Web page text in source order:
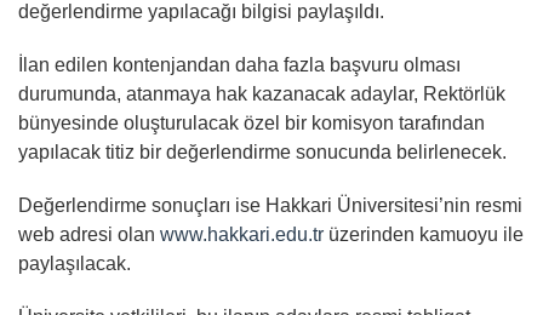
değerlendirme yapılacağı bilgisi paylaşıldı.
İlan edilen kontenjandan daha fazla başvuru olması
durumunda, atanmaya hak kazanacak adaylar, Rektörlük
bünyesinde oluşturulacak özel bir komisyon tarafından
yapılacak titiz bir değerlendirme sonucunda belirlenecek.
Değerlendirme sonuçları ise Hakkari Üniversitesi’nin resmi
web adresi olan www.hakkari.edu.tr üzerinden kamuoyu ile
paylaşılacak.